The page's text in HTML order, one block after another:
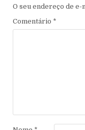
O seu endereço de e-
Comentário *